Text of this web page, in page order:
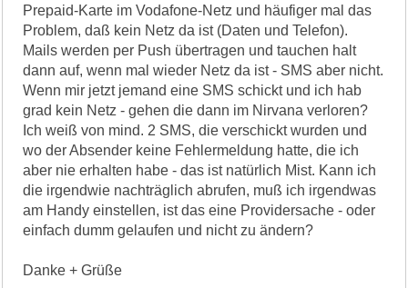
Prepaid-Karte im Vodafone-Netz und häufiger mal das
Problem, daß kein Netz da ist (Daten und Telefon).
Mails werden per Push übertragen und tauchen halt
dann auf, wenn mal wieder Netz da ist - SMS aber nicht.
Wenn mir jetzt jemand eine SMS schickt und ich hab
grad kein Netz - gehen die dann im Nirvana verloren?
Ich weiß von mind. 2 SMS, die verschickt wurden und
wo der Absender keine Fehlermeldung hatte, die ich
aber nie erhalten habe - das ist natürlich Mist. Kann ich
die irgendwie nachträglich abrufen, muß ich irgendwas
am Handy einstellen, ist das eine Providersache - oder
einfach dumm gelaufen und nicht zu ändern?
Danke + Grüße